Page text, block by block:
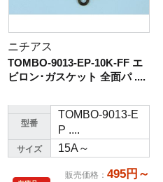
ニチアス
TOMBO-9013-EP-10K-FF エ
ビロン･ガスケット 全面パ ....
型番
TOMBO-9013-E
P ....
サイズ 15A～
販売価格 ： 495円～